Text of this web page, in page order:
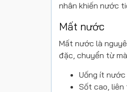
nhân khiến nước
Mất nước
Mất nước là
đặc, chuyển từ
Uống ít nước
Sốt cao, liên